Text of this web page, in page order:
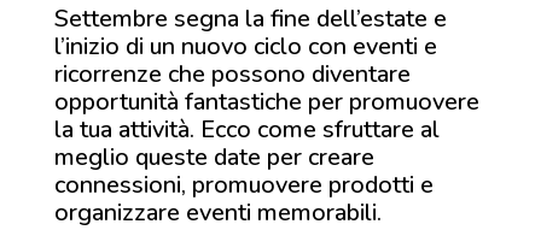
Settembre segna la fine dell’estate e
l’inizio di un nuovo ciclo con eventi e
ricorrenze che possono diventare
opportunità fantastiche per promuovere
la tua attività. Ecco come sfruttare al
meglio queste date per creare
connessioni, promuovere prodotti e
organizzare eventi memorabili.